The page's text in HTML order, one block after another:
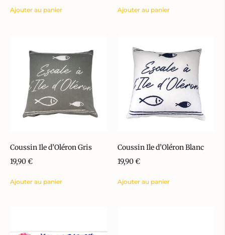
Ajouter au panier Ajouter au panier
Coussin Ile d’Oléron Gris
19,90€
Ajouter au panier
Coussin Ile d’Oléron Blanc
19,90€
Ajouter au panier